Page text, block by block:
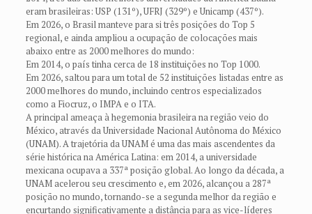
eram brasileiras: USP (131º), UFRJ (329º) e Unicamp (437º).
Em 2026, o Brasil manteve para si três posições do Top 5
regional, e ainda ampliou a ocupação de colocações mais
abaixo entre as 2000 melhores do mundo:
Em 2014, o país tinha cerca de 18 instituições no Top 1000.
Em 2026, saltou para um total de 52 instituições listadas entre as
2000 melhores do mundo, incluindo centros especializados
como a Fiocruz, o IMPA e o ITA.
A principal ameaça à hegemonia brasileira na região veio do
México, através da Universidade Nacional Autônoma do México
(UNAM). A trajetória da UNAM é uma das mais ascendentes da
série histórica na América Latina: em 2014, a universidade
mexicana ocupava a 337ª posição global. Ao longo da década, a
UNAM acelerou seu crescimento e, em 2026, alcançou a 287ª
posição no mundo, tornando-se a segunda melhor da região e
encurtando significativamente a distância para as vice-líderes